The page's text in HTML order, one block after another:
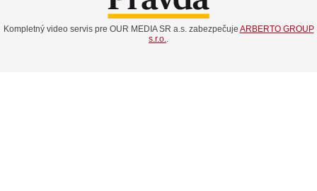
Kompletný video servis pre OUR MEDIA SR a.s. zabezpečuje ARBERTO GROUP
s.r.o..